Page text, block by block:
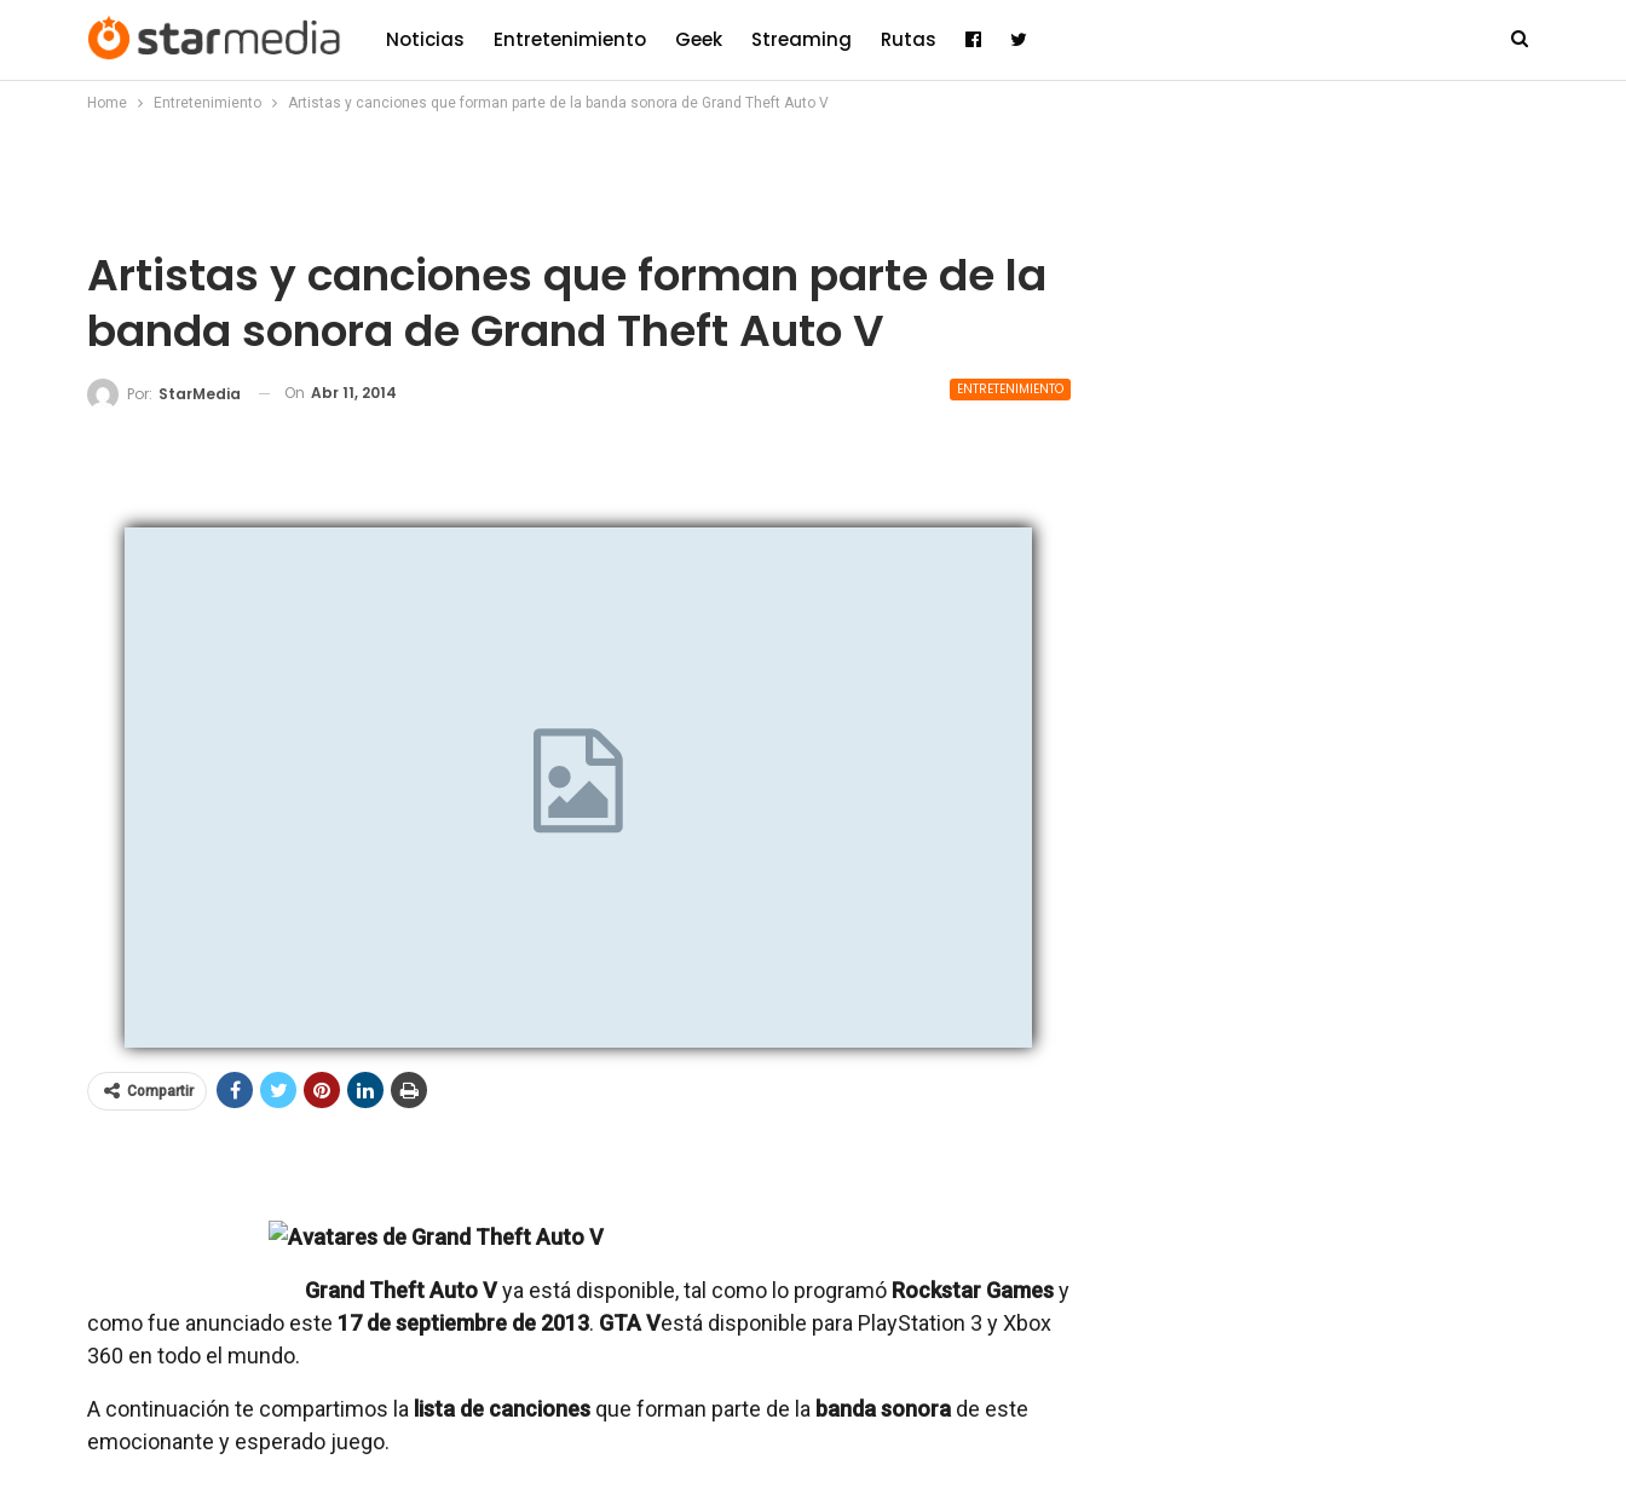
Noticias Entretenimiento Geek Streaming Rutas
Home Entretenimiento Artistas y canciones que forman parte de la banda sonora de Grand Theft Auto V
Artistas y canciones que forman parte de la
banda sonora de Grand Theft Auto V
ENTRETENIMIENTO
Por: StarMedia On Abr 11, 2014
Compartir
Grand Theft Auto Vya está disponible, tal como lo programó Rockstar Gamesy
como fue anunciado este 17 de septiembre de 2013. GTA Vestá disponible para PlayStation 3 y Xbox
360 en todo el mundo.
A continuación te compartimos la lista de canciones que forman parte de la banda sonorade este
emocionante y esperado juego.